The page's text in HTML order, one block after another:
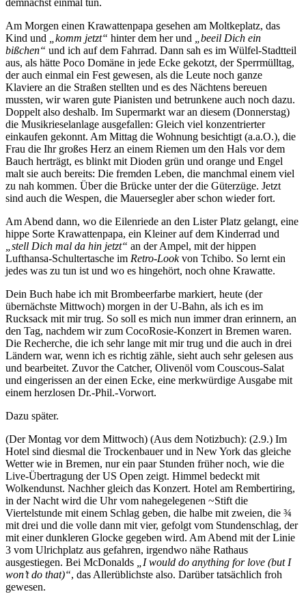
demnächst einmal tun.
Am Morgen einen Krawattenpapa gesehen am Moltkeplatz, das
Kind und
„komm jetzt“ hinter dem her und
„beeil Dich ein
bißchen“ und ich auf dem Fahrrad. Dann sah es im Wülfel-Stadtteil
aus, als hätte Poco Domäne in jede Ecke gekotzt, der Sperrmülltag,
der auch einmal ein Fest gewesen, als die Leute noch ganze
Klaviere an die Straßen stellten und es des Nächtens bereuen
mussten, wir waren gute Pianisten und betrunkene auch noch dazu.
Doppelt also deshalb. Im Supermarkt war an diesem (Donnerstag)
die Musikrieselanlage ausgefallen: Gleich viel konzentrierter
einkaufen gekonnt. Am Mittag die Wohnung besichtigt (a.a.O.), die
Frau die Ihr großes Herz an einem Riemen um den Hals vor dem
Bauch herträgt, es blinkt mit Dioden grün und orange und Engel
malt sie auch bereits: Die fremden Leben, die manchmal einem viel
zu nah kommen. Über die Brücke unter der die Güterzüge. Jetzt
sind auch die Wespen, die Mauersegler aber schon wieder fort.
Am Abend dann, wo die Eilenriede an den Lister Platz gelangt, eine
hippe Sorte Krawattenpapa, ein Kleiner auf dem Kinderrad und
„stell Dich mal da hin jetzt“ an der Ampel, mit der hippen
Lufthansa-Schultertasche im Retro-Lookvon Tchibo. So lernt ein
jedes was zu tun ist und wo es hingehört, noch ohne Krawatte.
Dein Buch habe ich mit Brombeerfarbe markiert, heute (der
übernächste Mittwoch) morgen in der U-Bahn, als ich es im
Rucksack mit mir trug. So soll es mich nun immer dran erinnern, an
den Tag, nachdem wir zum CocoRosie-Konzert in Bremen waren.
Die Recherche, die ich sehr lange mit mir trug und die auch in drei
Ländern war, wenn ich es richtig zähle, sieht auch sehr gelesen aus
und bearbeitet. Zuvor the Catcher, Olivenöl vom Couscous-Salat
und eingerissen an der einen Ecke, eine merkwürdige Ausgabe mit
einem herzlosen Dr.-Phil.-Vorwort.
Dazu später.
(Der Montag vor dem Mittwoch) (Aus dem Notizbuch): (2.9.) Im
Hotel sind diesmal die Trockenbauer und in New York das gleiche
Wetter wie in Bremen, nur ein paar Stunden früher noch, wie die
Live-Übertragung der US Open zeigt. Himmel bedeckt mit
Wolkendunst. Nachher gleich das Konzert. Hotel am Rembertiring,
in der Nacht wird die Uhr vom nahegelegenen ~Stift die
Viertelstunde mit einem Schlag geben, die halbe mit zweien, die ¾
mit drei und die volle dann mit vier, gefolgt vom Stundenschlag, der
mit einer dunkleren Glocke gegeben wird. Am Abend mit der Linie
3 vom Ulrichplatz aus gefahren, irgendwo nähe Rathaus
ausgestiegen. Bei McDonalds
„I would do anything for love (but I
won’t do that)“, das Allerüblichste also. Darüber tatsächlich froh
gewesen.